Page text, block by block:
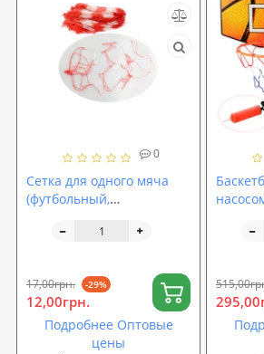
0
Сетка для одного мяча
(футбольный,
волейбольный) 94см с
17,00грн. -29%
12,00грн.
Подробнее Оптовые
цены